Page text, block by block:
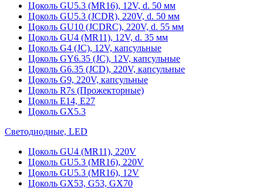
Цоколь GU5.3 (MR16), 12V, d. 50 мм
Цоколь GU5.3 (JCDR), 220V, d. 50 мм
Цоколь GU10 (JCDRC), 220V, d. 55 мм
Цоколь GU4 (MR11), 12V, d. 35 мм
Цоколь G4 (JC), 12V, капсульные
Цоколь GY6.35 (JC), 12V, капсульные
Цоколь G6.35 (JCD), 220V, капсульные
Цоколь G9, 220V, капсульные
Цоколь R7s (Прожекторные)
Цоколь E14, E27
Цоколь GX5.3
Светодиодные, LED
Цоколь GU4 (MR11), 220V
Цоколь GU5.3 (MR16), 220V
Цоколь GU5.3 (MR16), 12V
Цоколь GX53, G53, GX70